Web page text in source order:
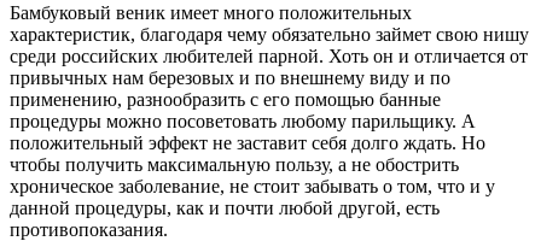
Бамбуковый веник имеет много положительных
характеристик, благодаря чему обязательно займет свою нишу
среди российских любителей парной. Хоть он и отличается от
привычных нам березовых и по внешнему виду и по
применению, разнообразить с его помощью банные
процедуры можно посоветовать любому парильщику. А
положительный эффект не заставит себя долго ждать. Но
чтобы получить максимальную пользу, а не обострить
хроническое заболевание, не стоит забывать о том, что и у
данной процедуры, как и почти любой другой, есть
противопоказания.